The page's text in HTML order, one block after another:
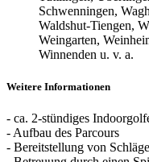
Schwenningen,
Waldshut-Tiengen,
Weingarten,
Winnenden u. v. a.
Weitere Informationen
- ca. 2-stündiges
- Aufbau des Parcours
- Bereitstellung von